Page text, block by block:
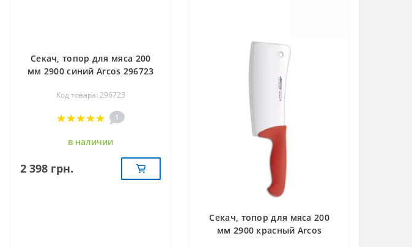
Секач, топор для мяса 200
мм 2900 синий Arcos 296723
Код товара: 296723
1
в наличии
2 398 грн.
Секач, топор для мяса 200
мм 2900 красный Arcos